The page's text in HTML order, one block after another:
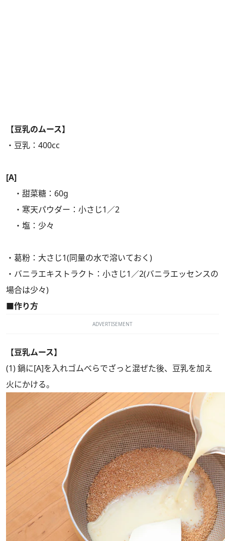
【豆乳のムース】
・豆乳：400cc
[A]
・甜菜糖：60g
・寒天パウダー：小さじ1／2
・塩：少々
・葛粉：大さじ1(同量の水で溶いておく)
・バニラエキストラクト：小さじ1／2(バニラエッセンスの
場合は少々)
■作り方
ADVERTISEMENT
【豆乳ムース】
(1) 鍋に[A]を入れゴムべらでざっと混ぜた後、豆乳を加え
火にかける。